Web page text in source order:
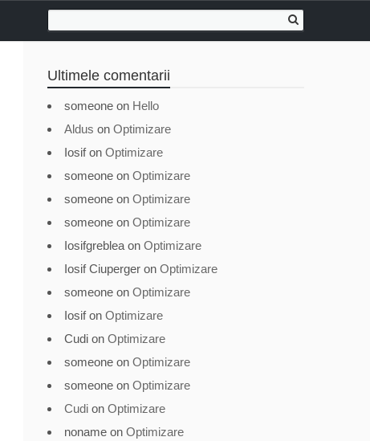
Ultimele comentarii
someone on Hello
Aldus on Optimizare
Iosifon Optimizare
someone on Optimizare
someone on Optimizare
someone on Optimizare
Iosifgreblea on Optimizare
Iosif Ciuperger on Optimizare
someone on Optimizare
Iosifon Optimizare
Cudi on Optimizare
someone on Optimizare
someone on Optimizare
Cudi on Optimizare
noname on Optimizare